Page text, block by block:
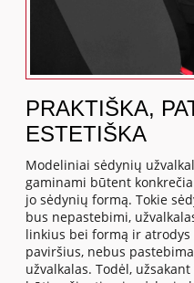
PRAKTIŠKA,
ESTETIŠKA
Modeliniai sėdynių
gaminami būtent
jo sėdynių formą. Tokie
bus nepastebimi,
linkius bei formą ir
paviršius, nebus
užvalkalas. Todėl,